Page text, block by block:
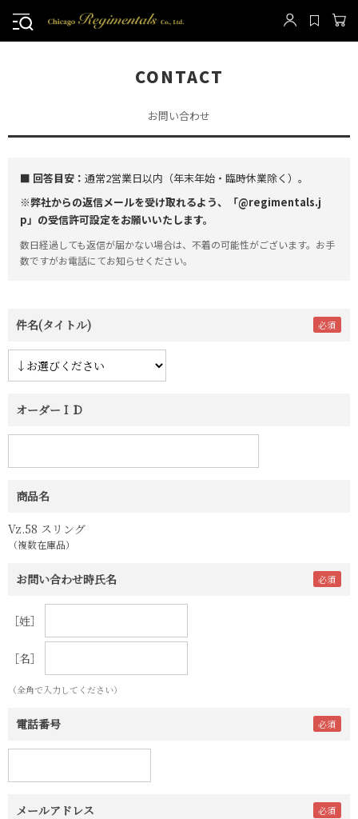
CONTACT
お問い合わせ
■ 回答目安： 通常2営業日以内（年末年始・臨時休業除く）。
※弊社からの返信メールを受け取れるよう、「@regimentals.j
p」の受信許可設定をお願いいたします。
数日経過しても返信が届かない場合は、不着の可能性がございます。お手
数ですがお電話にてお知らせください。
件名(タイトル)
オーダーＩＤ
商品名
Vz.58 スリング
（複数在庫品）
お問い合わせ時氏名
［姓］
［名］
（全角で入力してください）
電話番号
メールアドレス